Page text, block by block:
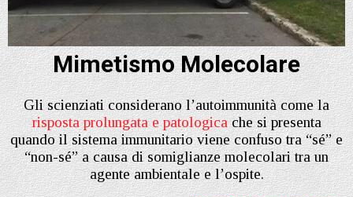
Mimetismo Molecolare
Gli scienziati considerano l’autoimmunità come la
risposta prolungata e patologica che si presenta
quando il sistema immunitario viene confuso tra “sé” e
“non-sé” a causa di somiglianze molecolari tra un
agente ambientale e l’ospite.